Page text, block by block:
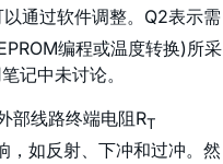
通过软件调整。Q2表示需
编程或温度转换)所采
记中未讨论。
部线路终端电阻RT
如反射、下冲和过冲。然